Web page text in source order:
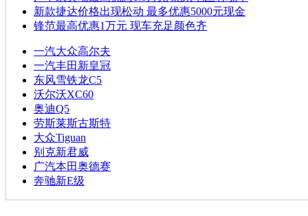
新款捷达价格出现松动 最多优惠5000元现金
锋范最高优惠1万元 现车充足颜色齐
一汽大众高尔夫
一汽丰田新皇冠
东风雪铁龙C5
沃尔沃XC60
奥迪Q5
劳斯莱斯古斯特
大众Tiguan
别克新君威
广汽本田奥德赛
奔驰新E级